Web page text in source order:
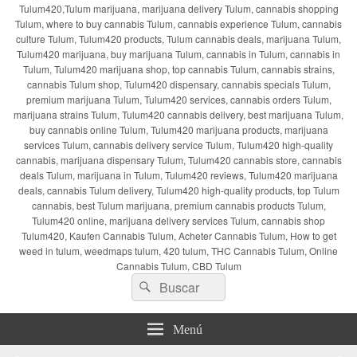
Tulum420,Tulum marijuana, marijuana delivery Tulum, cannabis shopping
Tulum, where to buy cannabis Tulum, cannabis experience Tulum, cannabis
culture Tulum, Tulum420 products, Tulum cannabis deals, marijuana Tulum,
Tulum420 marijuana, buy marijuana Tulum, cannabis in Tulum, cannabis in
Tulum, Tulum420 marijuana shop, top cannabis Tulum, cannabis strains,
cannabis Tulum shop, Tulum420 dispensary, cannabis specials Tulum,
premium marijuana Tulum, Tulum420 services, cannabis orders Tulum,
marijuana strains Tulum, Tulum420 cannabis delivery, best marijuana Tulum,
buy cannabis online Tulum, Tulum420 marijuana products, marijuana
services Tulum, cannabis delivery service Tulum, Tulum420 high-quality
cannabis, marijuana dispensary Tulum, Tulum420 cannabis store, cannabis
deals Tulum, marijuana in Tulum, Tulum420 reviews, Tulum420 marijuana
deals, cannabis Tulum delivery, Tulum420 high-quality products, top Tulum
cannabis, best Tulum marijuana, premium cannabis products Tulum,
Tulum420 online, marijuana delivery services Tulum, cannabis shop
Tulum420, Kaufen Cannabis Tulum, Acheter Cannabis Tulum, How to get
weed in tulum, weedmaps tulum, 420 tulum, THC Cannabis Tulum, Online
Cannabis Tulum, CBD Tulum
Buscar
por:
Buscar
Menú